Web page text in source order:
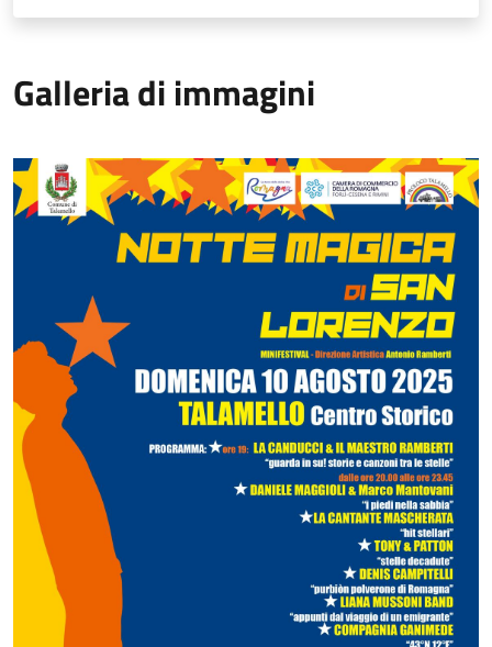
Galleria di immagini